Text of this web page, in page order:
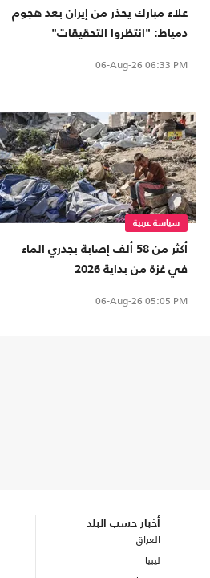
علاء مبارك يحذر من إيران بعد هجوم
دمياط: "انتظروا التحقيقات"
06-Aug-26 06:33 PM
سياسة عربية
أكثر من 58 ألف إصابة بجدري الماء
في غزة من بداية 2026
06-Aug-26 05:05 PM
أخبار حسب البلد
العراق
ليبيا